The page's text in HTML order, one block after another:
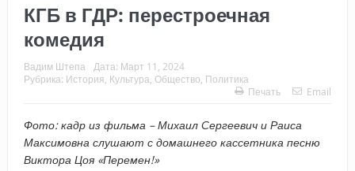
КГБ в ГДР: перестроечная
комедия
Вадим Штепа Дата: Март 11, 2024
Рубрика: История Культура Общество Политика
Печать
Email
Фото: кадр из фильма – Михаил Сергеевич и Раиса
Максимовна слушают с домашнего кассетника песню
Виктора Цоя «Перемен!»